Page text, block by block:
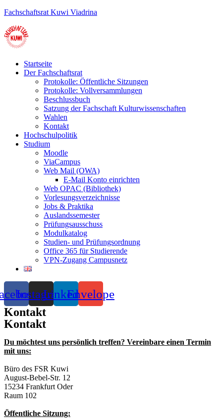
Fachschaftsrat Kuwi Viadrina
Menu
Startseite
Der Fachschaftsrat
Protokolle: Öffentliche Sitzungen
Protokolle: Vollversammlungen
Beschlussbuch
Satzung der Fachschaft Kulturwissenschaften
Wahlen
Kontakt
Hochschulpolitik
Studium
Moodle
ViaCampus
Web Mail (OWA)
E-Mail Konto einrichten
Web OPAC (Bibliothek)
Vorlesungsverzeichnisse
Jobs & Praktika
Auslandssemester
Prüfungsausschuss
Modulkatalog
Studien- und Prüfungsordnung
Office 365 für Studierende
VPN-Zugang Campusnetz
InstagramLinkedinEnvelope
Kontakt
Kontakt
Du möchtest uns persönlich treffen? Vereinbare einen Termin
mit uns:
Büro des FSR Kuwi
August-Bebel-Str. 12
15234 Frankfurt Oder
Raum 102
Öffentliche Sitzung: